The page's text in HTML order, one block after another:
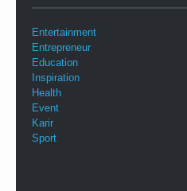
Entertainment
Entrepreneur
Education
Inspiration
Health
Event
Karir
Sport